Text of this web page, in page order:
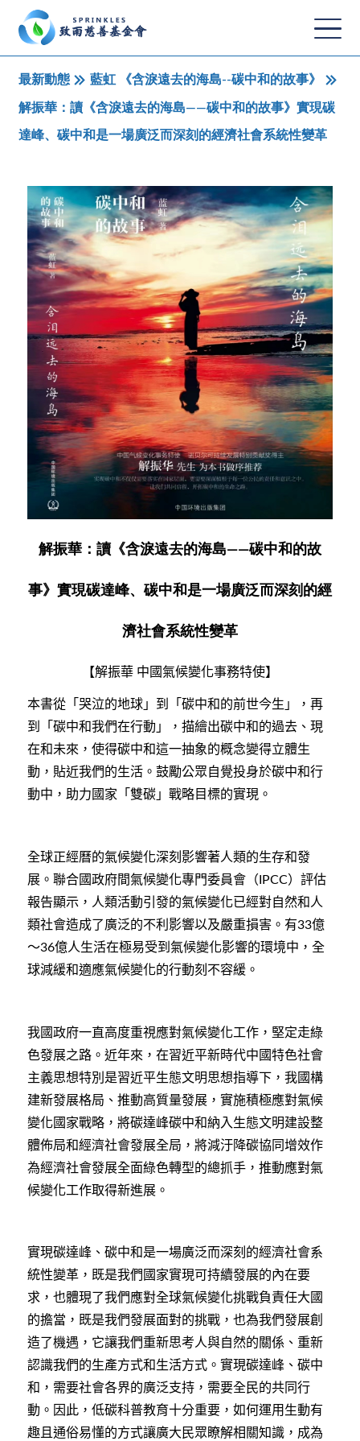
最新動態 藍虹 《含淚遠去的海島--碳中和的故事》
解振華：讀《含淚遠去的海島——碳中和的故事》實現碳
達峰、碳中和是一場廣泛而深刻的經濟社會系統性變革
解振華：讀《含淚遠去的海島——碳中和的故
事》實現碳達峰、碳中和是一場廣泛而深刻的經
濟社會系統性變革
【解振華 中國氣候變化事務特使】
本書從「哭泣的地球」到「碳中和的前世今生」，再
到「碳中和我們在行動」，描繪出碳中和的過去、現
在和未來，使得碳中和這一抽象的概念變得立體生
動，貼近我們的生活。鼓勵公眾自覺投身於碳中和行
動中，助力國家「雙碳」戰略目標的實現。
全球正經曆的氣候變化深刻影響著人類的生存和發
展。聯合國政府間氣候變化專門委員會（IPCC）評估
報告顯示，人類活動引發的氣候變化已經對自然和人
類社會造成了廣泛的不利影響以及嚴重損害。有33億
～36億人生活在極易受到氣候變化影響的環境中，全
球減緩和適應氣候變化的行動刻不容緩。
我國政府一直高度重視應對氣候變化工作，堅定走綠
色發展之路。近年來，在習近平新時代中國特色社會
主義思想特別是習近平生態文明思想指導下，我國構
建新發展格局、推動高質量發展，實施積極應對氣候
變化國家戰略，將碳達峰碳中和納入生態文明建設整
體佈局和經濟社會發展全局，將減汙降碳協同增效作
為經濟社會發展全面綠色轉型的總抓手，推動應對氣
候變化工作取得新進展。
實現碳達峰、碳中和是一場廣泛而深刻的經濟社會系
統性變革，既是我們國家實現可持續發展的內在要
求，也體現了我們應對全球氣候變化挑戰負責任大國
的擔當，既是我們發展面對的挑戰，也為我們發展創
造了機遇，它讓我們重新思考人與自然的關係、重新
認識我們的生產方式和生活方式。實現碳達峰、碳中
和，需要社會各界的廣泛支持，需要全民的共同行
動。因此，低碳科普教育十分重要，如何運用生動有
趣且通俗易懂的方式讓廣大民眾瞭解相關知識，成為